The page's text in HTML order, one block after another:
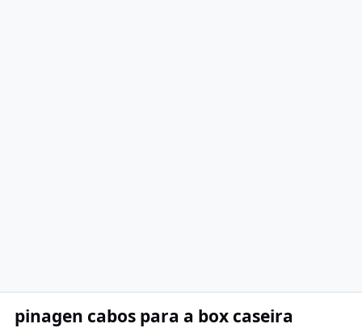
pinagen cabos para a box caseira